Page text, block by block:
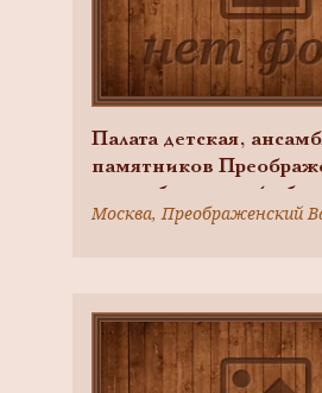
Палата детская,
памятников
старообрядческой
XIX вв., арх. М.Ф.